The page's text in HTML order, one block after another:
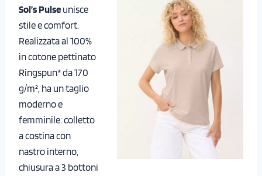
Sol’s Pulse unisce
stile e comfort.
Realizzata al 100%
in cotone pettinato
Ringspun* da 170
g/m², ha un taglio
moderno e
femminile: colletto
a costina con
nastro interno,
chiusura a 3 bottoni